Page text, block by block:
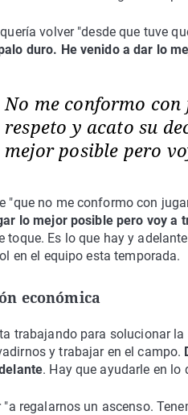
volver "desde que tuve
duro. He venido a dar lo
No me conformo
respeto y acato su
mejor posible pero
"que no me conformo con
lo mejor posible pero voy a
toque. Es lo que hay y
en el equipo esta temporada.
económica
trabajando para solucionar
y trabajar en el campo.
. Hay que ayudarle en
"a regalarnos un ascenso.